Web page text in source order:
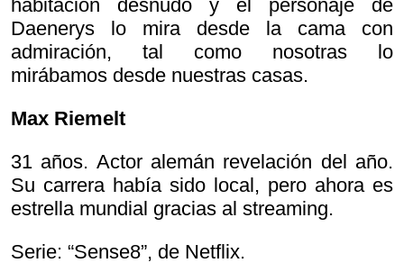
habitación desnudo y el personaje de
Daenerys lo mira desde la cama con
admiración, tal como nosotras lo
mirábamos desde nuestras casas.
Max Riemelt
31 años. Actor alemán revelación del año.
Su carrera había sido local, pero ahora es
estrella mundial gracias al streaming.
Serie: “Sense8”, de Netflix.